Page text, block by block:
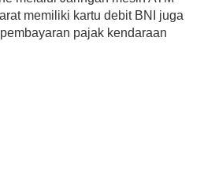
memiliki kartu debit BNI juga
pajak kendaraan